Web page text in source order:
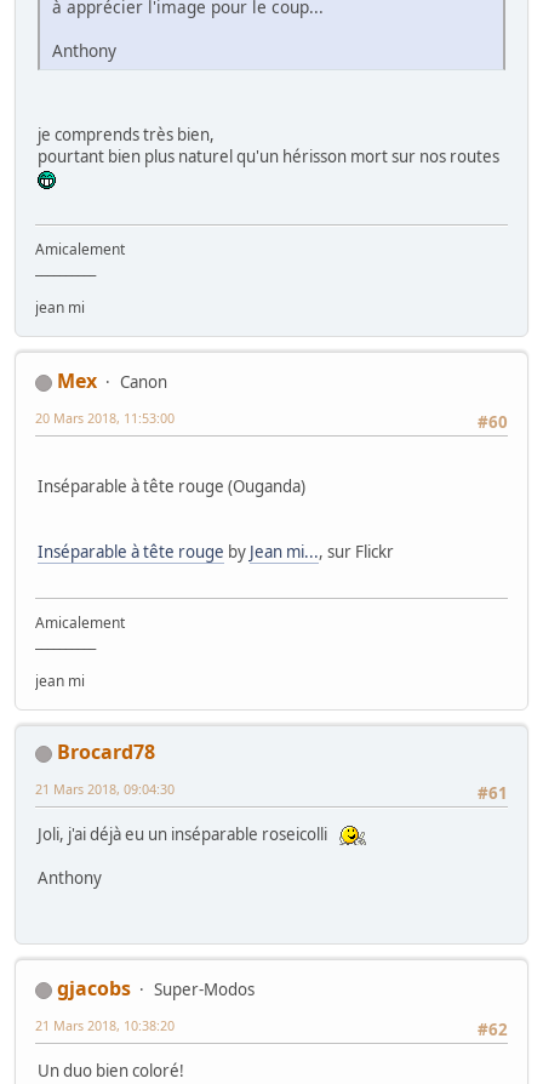
à apprécier l'image pour le coup...
Anthony
je comprends très bien,
pourtant bien plus naturel qu'un hérisson mort sur nos routes
Amicalement
jean mi
Mex
Canon
#60
20 Mars 2018, 11:53:00
Inséparable à tête rouge (Ouganda)
Inséparable à tête rouge by Jean mi..., sur Flickr
Amicalement
jean mi
Brocard78
#61
21 Mars 2018, 09:04:30
Joli, j'ai déjà eu un inséparable roseicolli
Anthony
gjacobs
Super-Modos
#62
21 Mars 2018, 10:38:20
Un duo bien coloré!